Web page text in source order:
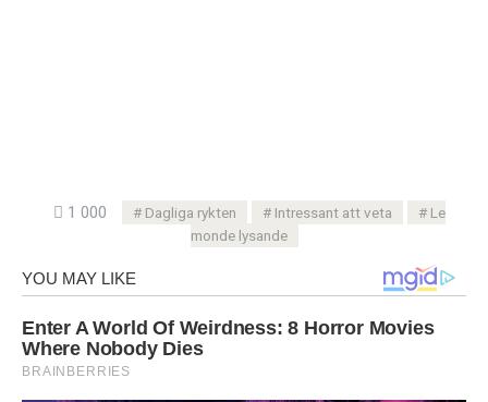
1 000 Dagliga rykten Intressant att veta
Le
monde lysande